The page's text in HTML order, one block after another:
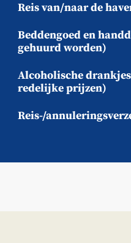
Reis van/naar de
Beddengoed en
gehuurd worden)
Alcoholische
redelijke prijzen)
Reis-/